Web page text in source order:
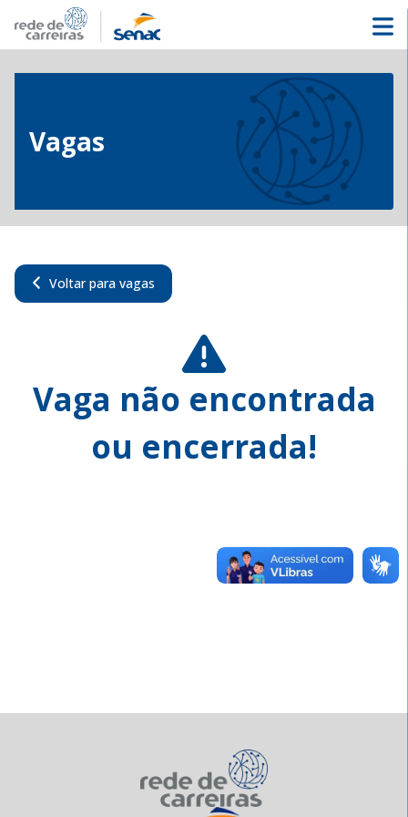
Vagas
Voltar para vagas
Vaga não encontrada
ou encerrada!